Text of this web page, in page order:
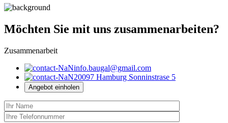
Möchten Sie mit uns zusammenarbeiten?
Zusammenarbeit
info.baugal@gmail.com
20097 Hamburg Sonninstrase 5
Angebot einholen